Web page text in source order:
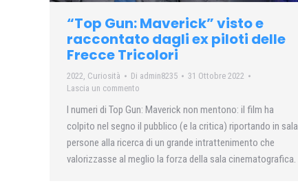
“Top Gun: Maverick” visto e
raccontato dagli ex piloti delle
Frecce Tricolori
2022, Curiosità Di admin8235
31 Ottobre 2022
Lascia un commento
I numeri di Top Gun: Maverick non mentono: il film ha
colpito nel segno il pubblico (e la critica) riportando in sala
persone alla ricerca di un grande intrattenimento che
valorizzasse al meglio la forza della sala cinematografica.